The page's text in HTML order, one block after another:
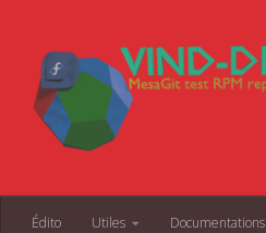
Édito Utiles Documentations